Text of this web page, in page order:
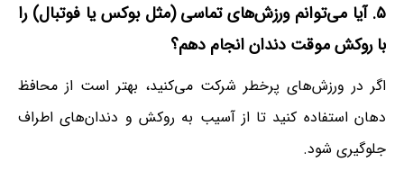
۵. آیا می‌توانم ورزش‌های تماسی (مثل بوکس یا فوتبال) را
با روکش موقت دندان انجام دهم؟
اگر در ورزش‌های پرخطر شرکت می‌کنید، بهتر است از محافظ
دهان استفاده کنید تا از آسیب به روکش و دندان‌های اطراف
جلوگیری شود.